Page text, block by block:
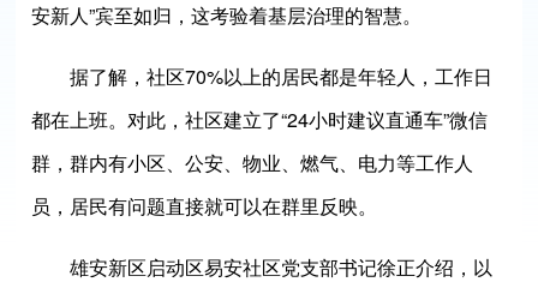
安新人”宾至如归，这考验着基层治理的智慧。
据了解，社区70%以上的居民都是年轻人，工作日
都在上班。对此，社区建立了“24小时建议直通车”微信
群，群内有小区、公安、物业、燃气、电力等工作人
员，居民有问题直接就可以在群里反映。
雄安新区启动区易安社区党支部书记徐正介绍，以